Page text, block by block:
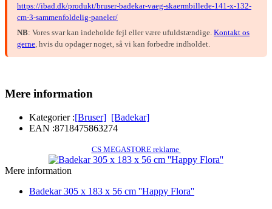
https://ibad.dk/produkt/bruser-badekar-vaeg-skaermbillede-141-x-132-
cm-3-sammenfoldelig-paneler/
NB: Vores svar kan indeholde fejl eller være ufuldstændige. Kontakt os
gerne , hvis du opdager noget, så vi kan forbedre indholdet.
Mere information
Kategorier :[Bruser] [Badekar]
EAN :8718475863274
CS MEGASTORE reklame
Mere information
Badekar 305 x 183 x 56 cm ''Happy Flora''